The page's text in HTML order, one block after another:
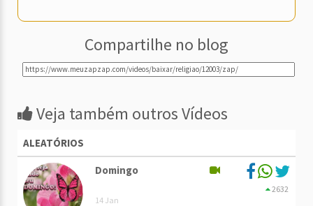
Compartilhe no blog
Veja também outros Vídeos
ALEATÓRIOS
Domingo
14 Jan
2632